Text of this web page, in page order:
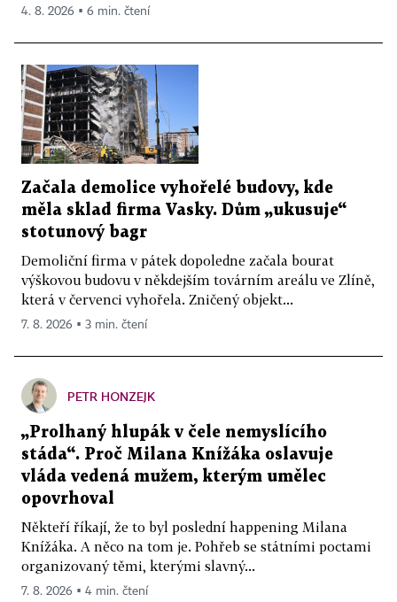
4. 8. 2026 ▪ 6 min. čtení
Začala demolice vyhořelé budovy, kde
měla sklad firma Vasky. Dům „ukusuje“
stotunový bagr
Demoliční firma v pátek dopoledne začala bourat
výškovou budovu v někdejším továrním areálu ve Zlíně,
která v červenci vyhořela. Zničený objekt...
7. 8. 2026 ▪ 3 min. čtení
PETR HONZEJK
„Prolhaný hlupák v čele nemyslícího
stáda“. Proč Milana Knížáka oslavuje
vláda vedená mužem, kterým umělec
opovrhoval
Někteří říkají, že to byl poslední happening Milana
Knížáka. A něco na tom je. Pohřeb se státními poctami
organizovaný těmi, kterými slavný...
7. 8. 2026 ▪ 4 min. čtení